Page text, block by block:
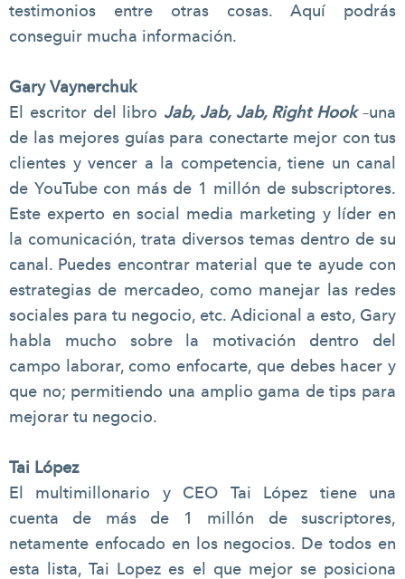
testimonios entre otras cosas. Aquí podrás
conseguir mucha información.
Gary Vaynerchuk
El escritor del libro Jab, Jab, Jab, Right Hook–una
de las mejores guías para conectarte mejor con tus
clientes y vencer a la competencia, tiene un canal
de YouTube con más de 1 millón de subscriptores.
Este experto en social media marketing y líder en
la comunicación, trata diversos temas dentro de su
canal. Puedes encontrar material que te ayude con
estrategias de mercadeo, como manejar las redes
sociales para tu negocio, etc. Adicional a esto, Gary
habla mucho sobre la motivación dentro del
campo laborar, como enfocarte, que debes hacer y
que no; permitiendo una amplio gama de tips para
mejorar tu negocio.
Tai López
El multimillonario y CEO Tai López tiene una
cuenta de más de 1 millón de suscriptores,
netamente enfocado en los negocios. De todos en
esta lista, Tai Lopez es el que mejor se posiciona